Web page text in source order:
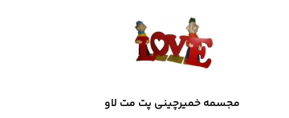
مجسمه خمیرچینی پت مت لاو